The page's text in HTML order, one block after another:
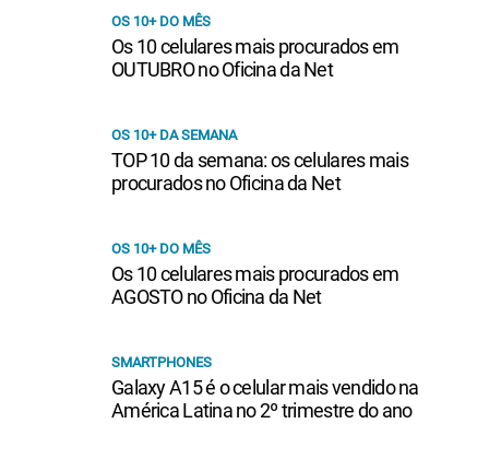
OS 10+ DO MÊS
Os 10 celulares mais procurados em
OUTUBRO no Oficina da Net
OS 10+ DA SEMANA
TOP 10 da semana: os celulares mais
procurados no Oficina da Net
OS 10+ DO MÊS
Os 10 celulares mais procurados em
AGOSTO no Oficina da Net
SMARTPHONES
Galaxy A15 é o celular mais vendido na
América Latina no 2º trimestre do ano